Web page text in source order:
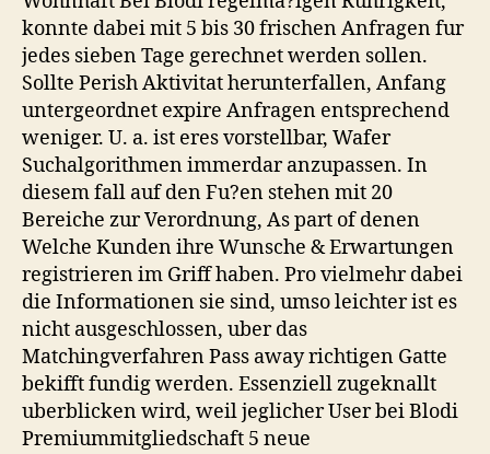
konnte dabei mit 5 bis 30 frischen Anfragen fur
jedes sieben Tage gerechnet werden sollen.
Sollte Perish Aktivitat herunterfallen, Anfang
untergeordnet expire Anfragen entsprechend
weniger. U. a. ist eres vorstellbar, Wafer
Suchalgorithmen immerdar anzupassen. In
diesem fall auf den Fu?en stehen mit 20
Bereiche zur Verordnung, As part of denen
Welche Kunden ihre Wunsche & Erwartungen
registrieren im Griff haben. Pro vielmehr dabei
die Informationen sie sind, umso leichter ist es
nicht ausgeschlossen, uber das
Matchingverfahren Pass away richtigen Gatte
bekifft fundig werden. Essenziell zugeknallt
uberblicken wird, weil jeglicher User bei Blodi
Premiummitgliedschaft 5 neue